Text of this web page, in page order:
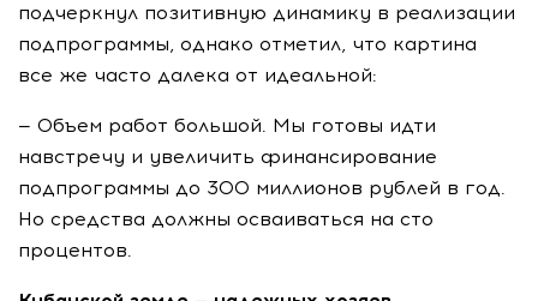
подчеркнул позитивную динамику в реализации
подпрограммы, однако отметил, что картина
все же часто далека от идеальной:
— Объем работ большой. Мы готовы идти
навстречу и увеличить финансирование
подпрограммы до 300 миллионов рублей в год.
Но средства должны осваиваться на сто
процентов.